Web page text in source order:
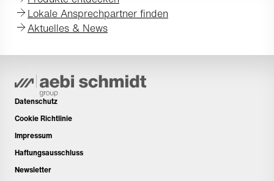
Lokale Ansprechpartner finden
Aktuelles & News
Datenschutz
Cookie Richtlinie
Impressum
Haftungsausschluss
Newsletter